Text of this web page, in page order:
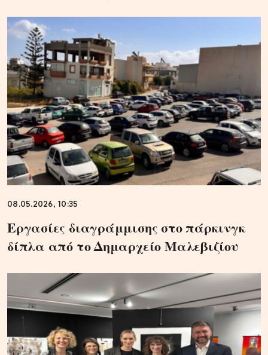
08.05.2026, 10:35
Εργασίες διαγράμμισης στο πάρκινγκ
δίπλα από το Δημαρχείο Μαλεβιζίου